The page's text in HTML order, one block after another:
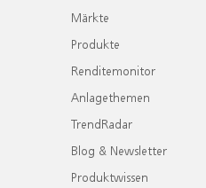
Märkte
Produkte
Renditemonitor
Anlagethemen
TrendRadar
Blog & Newsletter
Produktwissen